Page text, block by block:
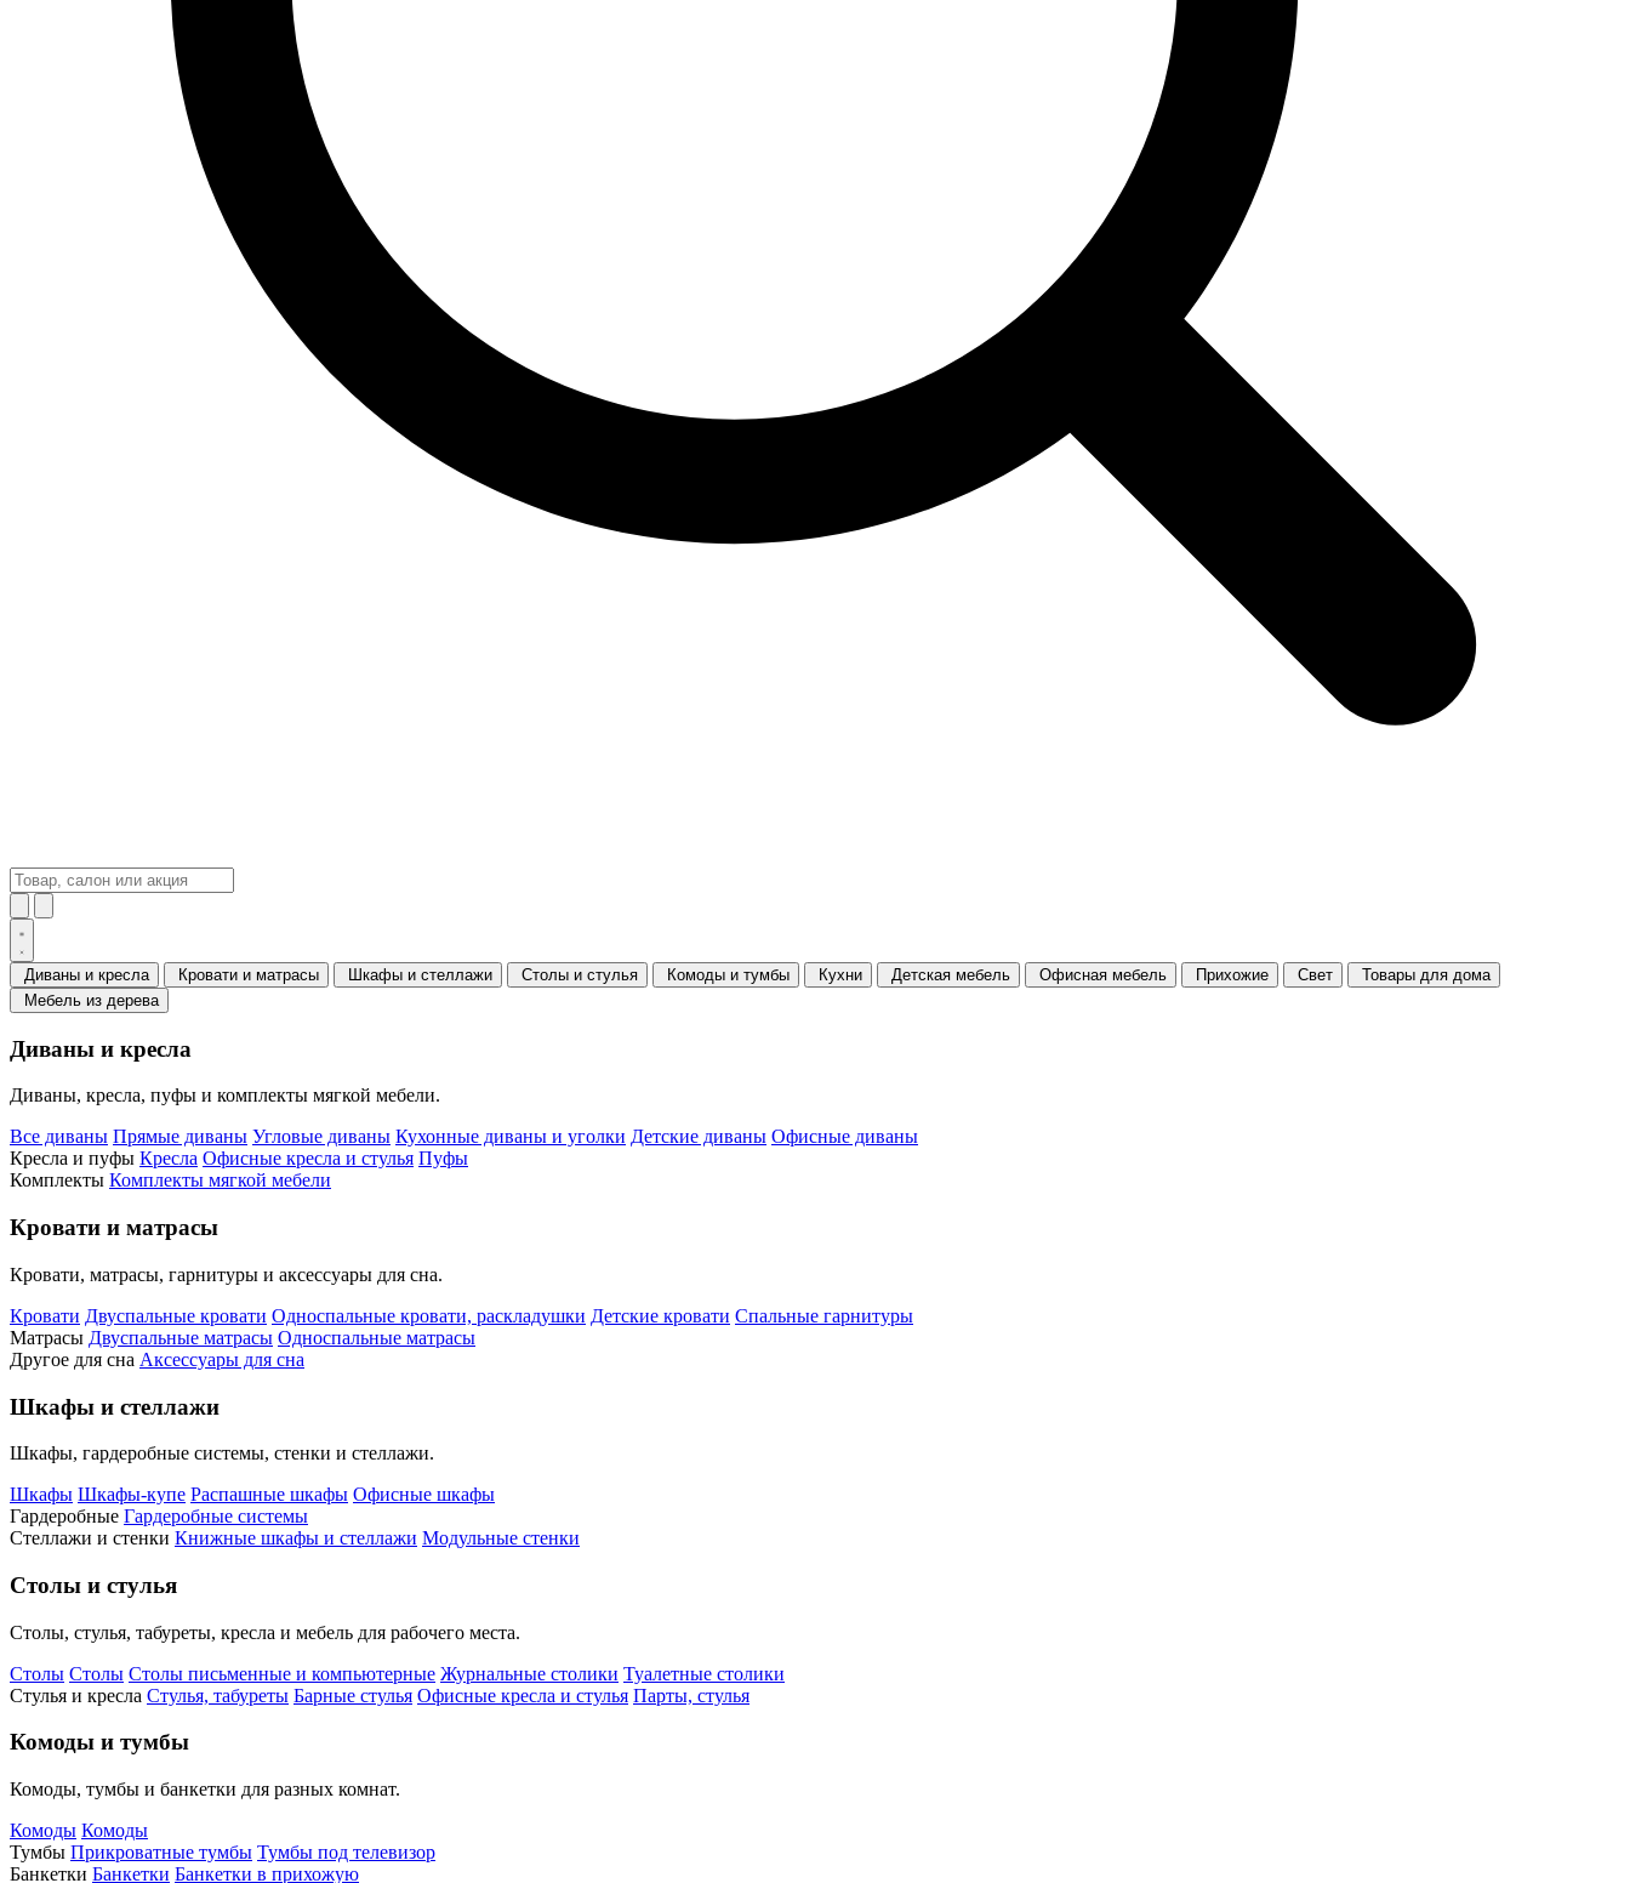
Диваны и кресла Кровати и матрасы Шкафы и стеллажи Столы и стулья Комоды и тумбы Кухни Детская мебель Офисная мебель Прихожие Свет
Товары для дома
Мебель из дерева
Диваны и кресла
Диваны, кресла, пуфы и комплекты мягкой мебели.
Все диваны Прямые диваны Угловые диваны Кухонные диваны и уголки Детские диваны Офисные диваны
Кресла и пуфы Кресла Офисные кресла и стулья Пуфы
Комплекты Комплекты мягкой мебели
Кровати и матрасы
Кровати, матрасы, гарнитуры и аксессуары для сна.
Кровати Двуспальные кровати Односпальные кровати, раскладушки Детские кровати Спальные гарнитуры
Матрасы Двуспальные матрасы Односпальные матрасы
Другое для сна Аксессуары для сна
Шкафы и стеллажи
Шкафы, гардеробные системы, стенки и стеллажи.
Шкафы Шкафы-купе Распашные шкафы Офисные шкафы
Гардеробные Гардеробные системы
Стеллажи и стенки Книжные шкафы и стеллажи Модульные стенки
Столы и стулья
Столы, стулья, табуреты, кресла и мебель для рабочего места.
Столы Столы Столы письменные и компьютерные Журнальные столики Туалетные столики
Стулья и кресла Стулья, табуреты Барные стулья Офисные кресла и стулья Парты, стулья
Комоды и тумбы
Комоды, тумбы и банкетки для разных комнат.
Комоды Комоды
Тумбы Прикроватные тумбы Тумбы под телевизор
Банкетки Банкетки Банкетки в прихожую